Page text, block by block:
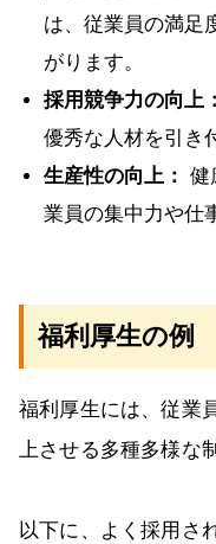
は、従業員の満足
がります。
採用競争力の向上：
優秀な人材を引き
生産性の向上： 健
業員の集中力や仕
福利厚生の例
福利厚生には、従業
上させる多種多様な
以下に、よく採用さ